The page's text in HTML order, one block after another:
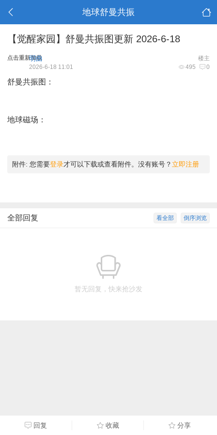
地球舒曼共振
【觉醒家园】舒曼共振图更新 2026-6-18
点击重新加载 楼主
明曲
495 0
2026-6-18 11:01
舒曼共振图：
地球磁场：
附件: 您需要登录才可以下载或查看附件。没有账号？ 立即注册
倒序浏览
看全部
全部回复
暂无回复，快来抢沙发
回复 收藏 分享